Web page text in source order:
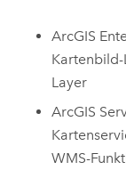
ArcGIS
Kartenbild-
Layer
ArcGIS
WMS-